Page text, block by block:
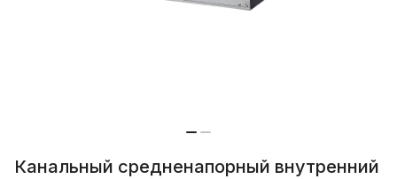
Канальный средненапорный внутренний